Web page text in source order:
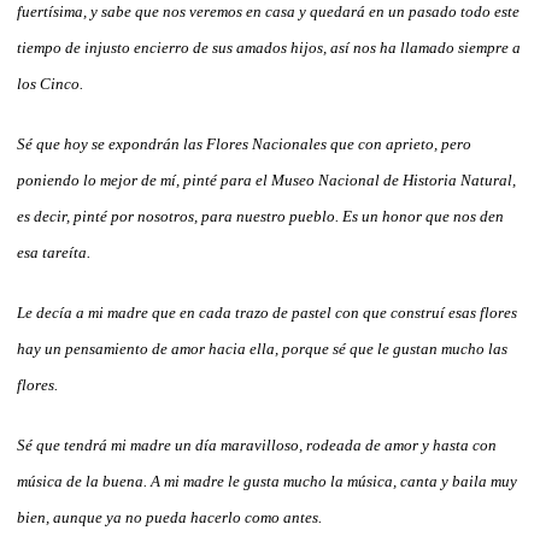
fuertísima, y sabe que nos veremos en casa y quedará en un pasado todo este
tiempo de injusto encierro de sus amados hijos, así nos ha llamado siempre a
los Cinco.
Sé que hoy se expondrán las Flores Nacionales que con aprieto, pero
poniendo lo mejor de mí, pinté para el Museo Nacional de Historia Natural,
es decir, pinté por nosotros, para nuestro pueblo. Es un honor que nos den
esa tareíta.
Le decía a mi madre que en cada trazo de pastel con que construí esas flores
hay un pensamiento de amor hacia ella, porque sé que le gustan mucho las
flores.
Sé que tendrá mi madre un día maravilloso, rodeada de amor y hasta con
música de la buena. A mi madre le gusta mucho la música, canta y baila muy
bien, aunque ya no pueda hacerlo como antes.